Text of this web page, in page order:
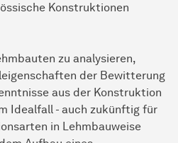
Konstruktionen
zu analysieren,
der Bewitterung
aus der Konstruktion
Idealfall - auch zukünftig für
in Lehmbauweise